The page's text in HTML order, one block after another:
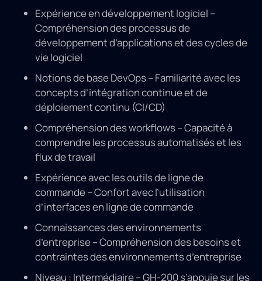
Expérience en développement logiciel –
Compréhension des processus de
développement d’applications et des cycles de
vie logiciel
Notions de base DevOps – Familiarité avec les
concepts d’intégration continue et de
déploiement continu (CI/CD)
Compréhension des workflows – Capacité à
comprendre les processus automatisés et les
flux de travail
Expérience avec les outils de ligne de
commande – Confort avec l’utilisation
d’interfaces en ligne de commande
Connaissances des environnements
d’entreprise – Compréhension des besoins et
contraintes des environnements d’entreprise
Niveau : Intermédiaire – GH-200 s’appuie sur les